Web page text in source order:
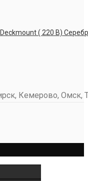
( 220 В)
Кемерово, Омск,